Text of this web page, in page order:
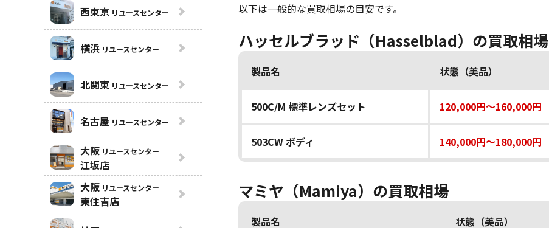
以下は一般的な買取相場の目安です。
ハッセルブラッド（Hasselblad）の買取相場
製品名 状態（美品）
500C/M 標準レンズセット 120,000円～160,000円
503CW ボディ 140,000円～180,000円
マミヤ（Mamiya）の買取相場
製品名 状態（美品）
西東京 リユースセンター
横浜 リユースセンター
北関東 リユースセンター
名古屋 リユースセンター
大阪 リユースセンター
江坂店
大阪 リユースセンター
東住吉店